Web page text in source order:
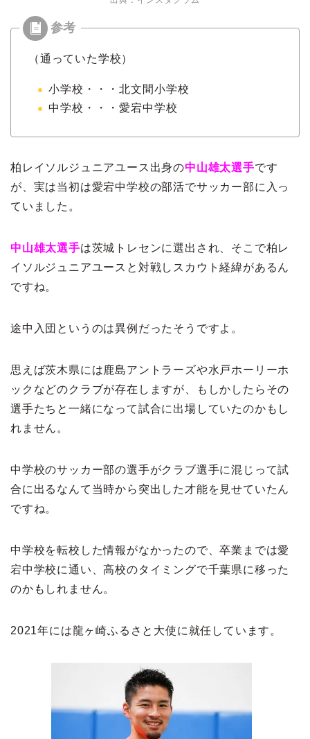
（通っていた学校）
小学校・・・北文間小学校
中学校・・・愛宕中学校
柏レイソルジュニアユース出身の中山雄太選手です
が、実は当初は愛宕中学校の部活でサッカー部に入っ
ていました。
中山雄太選手は茨城トレセンに選出され、そこで柏レ
イソルジュニアユースと対戦しスカウト経緯があるん
ですね。
途中入団というのは異例だったそうですよ。
思えば茨木県には鹿島アントラーズや水戸ホーリーホ
ックなどのクラブが存在しますが、もしかしたらその
選手たちと一緒になって試合に出場していたのかもし
れません。
中学校のサッカー部の選手がクラブ選手に混じって試
合に出るなんて当時から突出した才能を見せていたん
ですね。
中学校を転校した情報がなかったので、卒業までは愛
宕中学校に通い、高校のタイミングで千葉県に移った
のかもしれません。
2021年には龍ヶ崎ふるさと大使に就任しています。